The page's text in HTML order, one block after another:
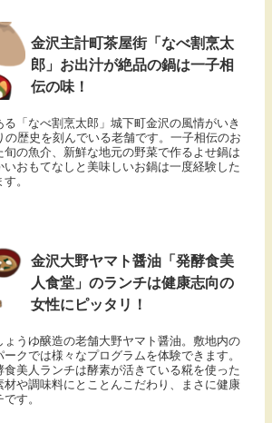
金沢主計町茶屋街「なべ割烹太
郎」お出汁が絶品の鍋は一子相
伝の味！
「なべ割烹太郎」城下町金沢の風情がいき
の歴史を刻んでいる老舗です。一子相伝のお
の魚介、新鮮な地元の野菜で作るよせ鍋は
いおもてなしと美味しいお鍋は一度経験した
。
金沢大野ヤマト醤油「発酵食美
人食堂」のランチは健康志向の
女性にピッタリ！
ょうゆ醸造の老舗大野ヤマト醤油。敷地内の
クでは様々なプログラムを体験できます。
美人ランチは酵素が活きている糀を使った
材や調味料にとことんこだわり、まさに健康
す。